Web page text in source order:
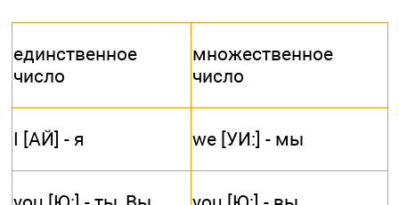
единственное
число
множественное
число
I [АЙ] - я we [УИ:] - мы